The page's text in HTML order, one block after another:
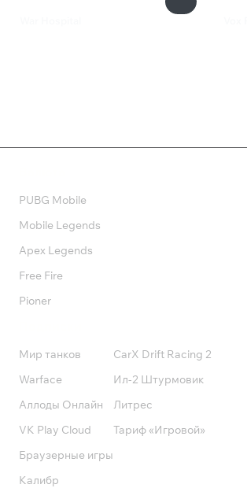
PUBG Mobile
Mobile Legends
Apex Legends
Free Fire
Pioner
Мир танков
Warface
Аллоды Онлайн
VK Play Cloud
Браузерные игры
Калибр
CarX Drift Racing 2
Ил-2 Штурмовик
Литрес
Тариф «Игровой»